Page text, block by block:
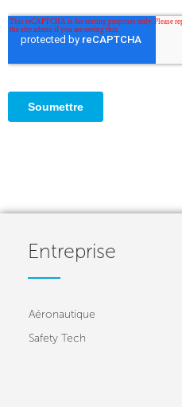
Entreprise
Aéronautique
Safety Tech